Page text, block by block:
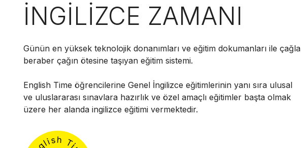
İNGİLİZCE ZAMANI
Günün en yüksek teknolojik donanımları ve eğitim dokumanları ile çağla
beraber çağın ötesine taşıyan eğitim sistemi.
English Time öğrencilerine Genel İngilizce eğitimlerinin yanı sıra ulusal
ve uluslararası sınavlara hazırlık ve özel amaçlı eğitimler başta olmak
üzere her alanda ingilizce eğitimi vermektedir.